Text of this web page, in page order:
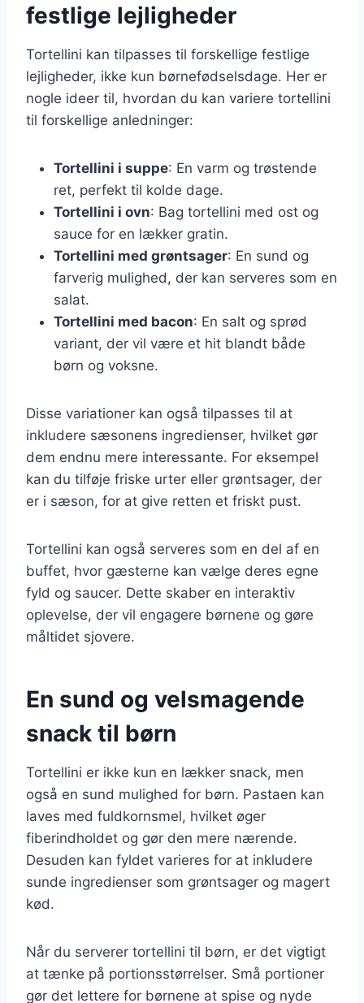
festlige lejligheder
Tortellini kan tilpasses til forskellige festlige
lejligheder, ikke kun børnefødselsdage. Her er
nogle ideer til, hvordan du kan variere tortellini
til forskellige anledninger:
Tortellini i suppe: En varm og trøstende
ret, perfekt til kolde dage.
Tortellini i ovn: Bag tortellini med ost og
sauce for en lækker gratin.
Tortellini med grøntsager: En sund og
farverig mulighed, der kan serveres som en
salat.
Tortellini med bacon: En salt og sprød
variant, der vil være et hit blandt både
børn og voksne.
Disse variationer kan også tilpasses til at
inkludere sæsonens ingredienser, hvilket gør
dem endnu mere interessante. For eksempel
kan du tilføje friske urter eller grøntsager, der
er i sæson, for at give retten et friskt pust.
Tortellini kan også serveres som en del af en
buffet, hvor gæsterne kan vælge deres egne
fyld og saucer. Dette skaber en interaktiv
oplevelse, der vil engagere børnene og gøre
måltidet sjovere.
En sund og velsmagende
snack til børn
Tortellini er ikke kun en lækker snack, men
også en sund mulighed for børn. Pastaen kan
laves med fuldkornsmel, hvilket øger
fiberindholdet og gør den mere nærende.
Desuden kan fyldet varieres for at inkludere
sunde ingredienser som grøntsager og magert
kød.
Når du serverer tortellini til børn, er det vigtigt
at tænke på portionsstørrelser. Små portioner
gør det lettere for børnene at spise og nyde